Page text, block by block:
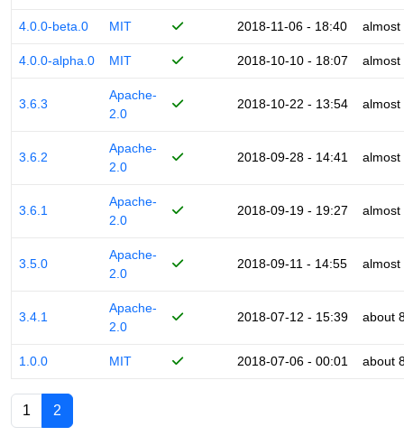
4.0.0-beta.0 MIT 2018-11-06 - 18:40 almost
4.0.0-alpha.0 MIT 2018-10-10 - 18:07 almost
3.6.3
Apache-
2.0
2018-10-22 - 13:54 almost
3.6.2
Apache-
2.0
2018-09-28 - 14:41 almost
3.6.1
Apache-
2.0
2018-09-19 - 19:27 almost
3.5.0
Apache-
2.0
2018-09-11 - 14:55 almost
3.4.1
Apache-
2.0
2018-07-12 - 15:39 about
1.0.0 MIT 2018-07-06 - 00:01 about
1 2